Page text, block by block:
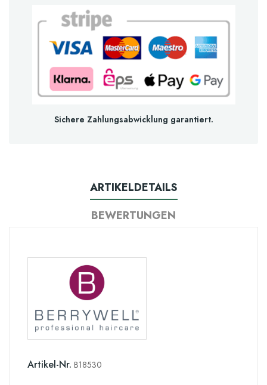
Sichere Zahlungsabwicklung garantiert.
ARTIKELDETAILS
BEWERTUNGEN
Artikel-Nr. B18530